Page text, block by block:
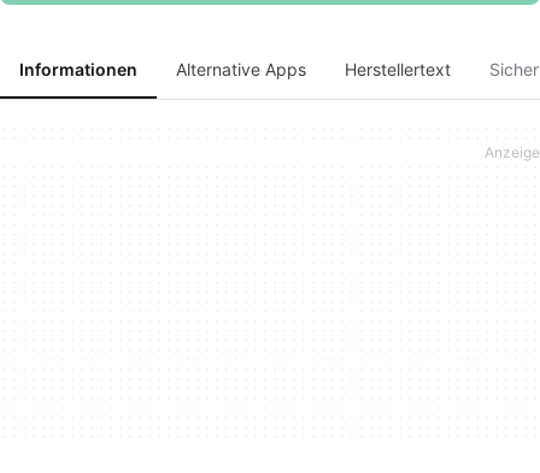
Informationen Alternative Apps Herstellertext